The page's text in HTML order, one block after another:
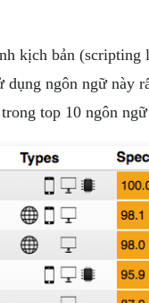
kịch bản (scripting
ngôn ngữ này
top 10 ngôn